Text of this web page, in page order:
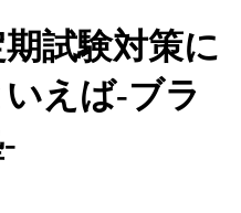
試験対策に
えば-ブラ